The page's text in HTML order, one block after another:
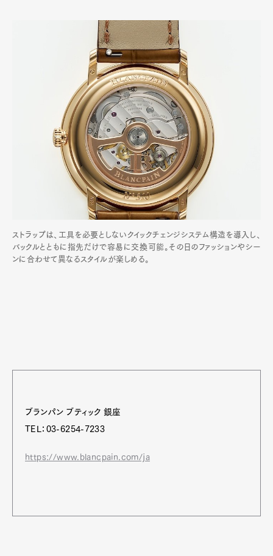
ストラップは、工具を必要としないクイックチェンジシステム構造を導入し、
バックルとともに指先だけで容易に交換可能。その日のファッションやシー
ンに合わせて異なるスタイルが楽しめる。
ブランパン ブティック 銀座
TEL：03-6254-7233
https://www.blancpain.com/ja